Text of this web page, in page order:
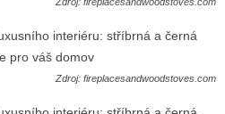
Zdroj: fireplacesandwoodstoves.com